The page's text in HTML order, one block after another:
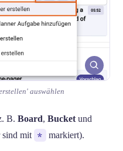
auswählen
B. Board, Bucket und
mit * markiert).